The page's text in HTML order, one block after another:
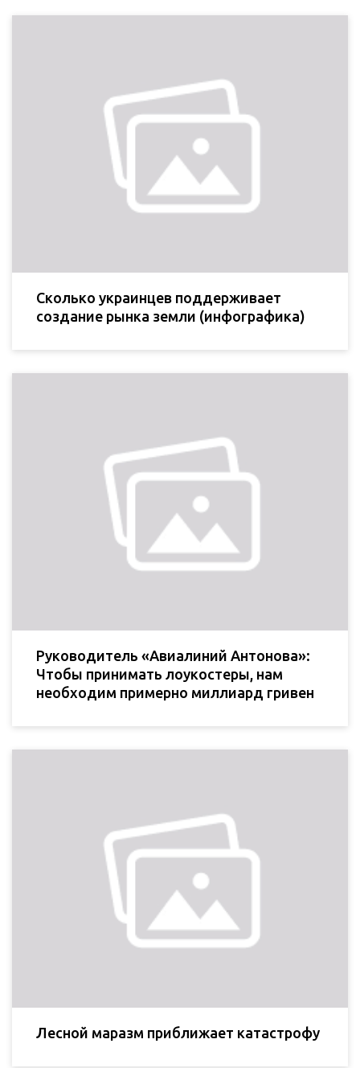
Сколько украинцев поддерживает
создание рынка земли (инфографика)
Руководитель «Авиалиний Антонова»:
Чтобы принимать лоукостеры, нам
необходим примерно миллиард гривен
Лесной маразм приближает катастрофу